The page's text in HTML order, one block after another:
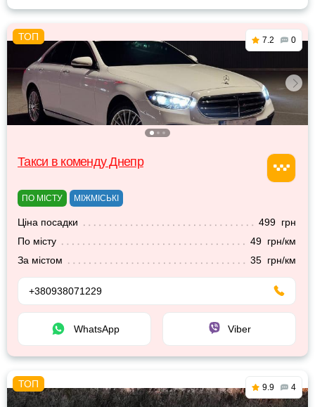
7.2 0
Такси в коменду Днепр
ПО МІСТУ МІЖМІСЬКІ
Ціна посадки
499 грн
По місту
49 грн/км
За містом
35 грн/км
+380938071229
WhatsApp Viber
9.9 4